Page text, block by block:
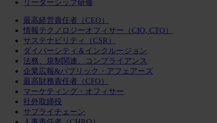
リーダーシップ研修
最高経営責任者（CEO）
情報テクノロジーオフィサー（CIO, CTO）
サステナビリティ（CSR）
ダイバーシティ＆インクルージョン
法務、規制関連、コンプライアンス
企業広報&パブリック・アフェアーズ
最高財務責任者（CFO）
マーケティング・オフィサー
社外取締役
サプライチェーン